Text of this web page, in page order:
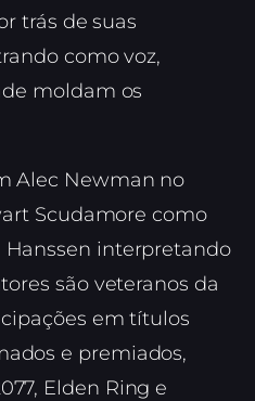
trás de suas
como voz,
moldam os
Alec Newman no
Scudamore como
Hanssen interpretando
são veteranos da
em títulos
e premiados,
Elden Ring e